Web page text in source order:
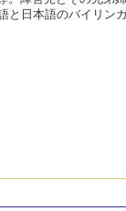
日本語のバイリン